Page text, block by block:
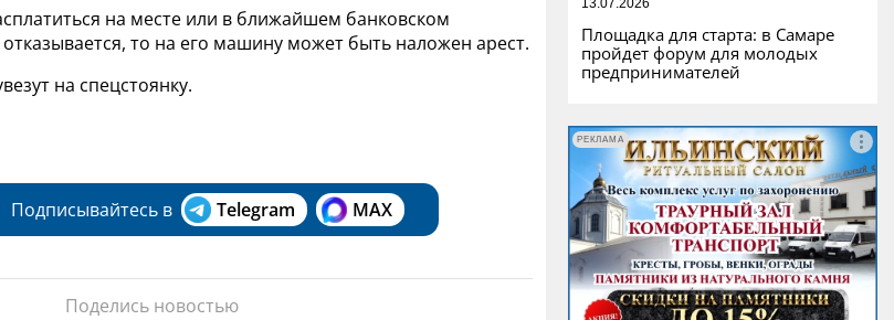
на месте или в ближайшем банковском
то на его машину может быть наложен арест.
на спецстоянку.
Подписывайтесь в Telegram MAX
Поделись новостью
Площадка для старта: в Самаре
пройдет форум для молодых
предпринимателей
РЕКЛАМА